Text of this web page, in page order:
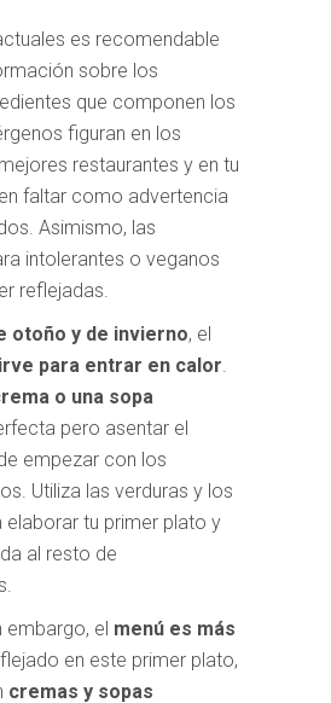
es recomendable
sobre los
que componen los
figuran en los
restaurantes y en tu
faltar como advertencia
Asimismo, las
intolerantes o veganos
reflejadas.
otoño y de invierno, el
para entrar en calor.
o una sopa
pero asentar el
empezar con los
Utiliza las verduras y los
elaborar tu primer plato y
al resto de
embargo, el menú es más
en este primer plato,
cremas y sopas